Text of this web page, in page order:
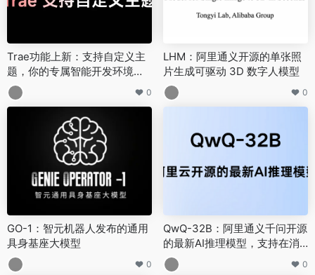
Trae功能上新：支持自定义主
题，你的专属智能开发环境来
了
0
LHM：阿里通义开源的单张照
片生成可驱动 3D 数字人模型
0
GO-1：智元机器人发布的通用
具身基座大模型
0
QwQ-32B：阿里通义千问开源
的最新AI推理模型，支持在消
费级显卡上运行
0